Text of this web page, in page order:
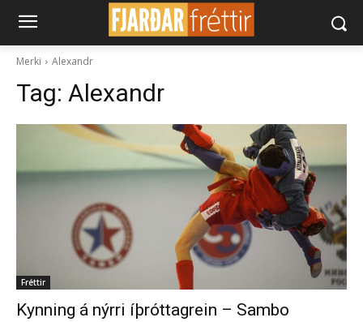
Merki Alexandr
Tag: Alexandr
Fréttir
Kynning á nýrri íþróttagrein – Sambo